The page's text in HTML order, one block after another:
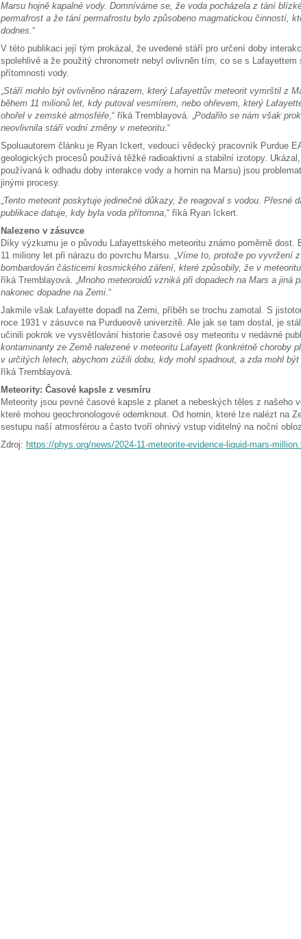
Marsu hojně kapalné vody. Domníváme se, že voda pocházela z tání
permafrost a že tání permafrostu bylo způsobeno magmatickou činností,
dodnes.“
V této publikaci její tým prokázal, že uvedené stáří pro určení doby
spolehlivé a že použitý chronometr nebyl ovlivněn tím, co se s
přítomnosti vody.
„Stáří mohlo být ovlivněno nárazem, který Lafayettův meteorit vymrštil z
během 11 milionů let, kdy putoval vesmírem, nebo ohřevem, který
ohořel v zemské atmosféře,“ říká Tremblayová. „Podařilo se nám však
neovlivnila stáří vodní změny v meteoritu.“
Spoluautorem článku je Ryan Ickert, vedoucí vědecký pracovník Purdue
geologických procesů používá těžké radioaktivní a stabilní izotopy.
používaná k odhadu doby interakce vody a hornin na Marsu) jsou
jinými procesy.
„Tento meteorit poskytuje jedinečné důkazy, že reagoval s vodou. Přesné
publikace datuje, kdy byla voda přítomna,“ říká Ryan Ickert.
Nalezeno v zásuvce
Díky výzkumu je o původu Lafayettského meteoritu známo poměrně dost.
11 miliony let při nárazu do povrchu Marsu. „Víme to, protože po vyvržení
bombardován částicemi kosmického záření, které způsobily, že v
říká Tremblayová. „Mnoho meteoroidů vzniká při dopadech na Mars a jiná
nakonec dopadne na Zemi.“
Jakmile však Lafayette dopadl na Zemi, příběh se trochu zamotal. S
roce 1931 v zásuvce na Purdueově univerzitě. Ale jak se tam dostal, je
učinili pokrok ve vysvětlování historie časové osy meteoritu v nedávné
kontaminanty ze Země nalezené v meteoritu Lafayett (konkrétně choroby
v určitých letech, abychom zúžili dobu, kdy mohl spadnout, a zda mohl
říká Tremblayová.
Meteority: Časové kapsle z vesmíru
Meteority jsou pevné časové kapsle z planet a nebeských těles z našeho
které mohou geochronologové odemknout. Od hornin, které lze nalézt na
sestupu naší atmosférou a často tvoří ohnivý vstup viditelný na noční
Zdroj: https://phys.org/news/2024-11-meteorite-evidence-liquid-mars-